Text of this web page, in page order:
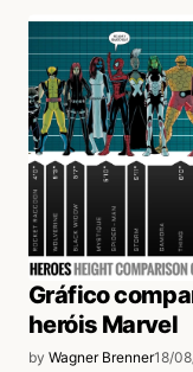
Gráfico
heróis Marvel
by Wagner Brenner18/